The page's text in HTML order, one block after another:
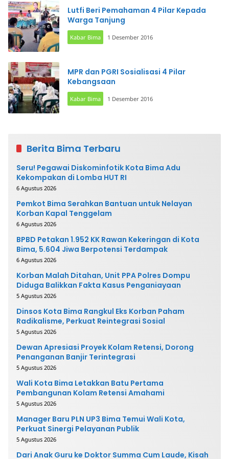
Lutfi Beri Pemahaman 4 Pilar Kepada
Warga Tanjung
Kabar Bima 1 Desember 2016
MPR dan PGRI Sosialisasi 4 Pilar
Kebangsaan
Kabar Bima 1 Desember 2016
Berita Bima Terbaru
Seru! Pegawai Diskominfotik Kota Bima Adu
Kekompakan di Lomba HUT RI
6 Agustus 2026
Pemkot Bima Serahkan Bantuan untuk Nelayan
Korban Kapal Tenggelam
6 Agustus 2026
BPBD Petakan 1.952 KK Rawan Kekeringan di Kota
Bima, 5.604 Jiwa Berpotensi Terdampak
6 Agustus 2026
Korban Malah Ditahan, Unit PPA Polres Dompu
Diduga Balikkan Fakta Kasus Penganiayaan
5 Agustus 2026
Dinsos Kota Bima Rangkul Eks Korban Paham
Radikalisme, Perkuat Reintegrasi Sosial
5 Agustus 2026
Dewan Apresiasi Proyek Kolam Retensi, Dorong
Penanganan Banjir Terintegrasi
5 Agustus 2026
Wali Kota Bima Letakkan Batu Pertama
Pembangunan Kolam Retensi Amahami
5 Agustus 2026
Manager Baru PLN UP3 Bima Temui Wali Kota,
Perkuat Sinergi Pelayanan Publik
5 Agustus 2026
Dari Anak Guru ke Doktor Summa Cum Laude, Kisah